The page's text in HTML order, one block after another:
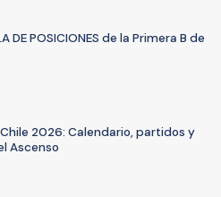
DE POSICIONES de la Primera B de
2026: Calendario, partidos y
Ascenso